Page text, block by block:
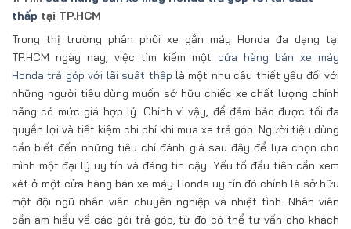
thấp tại TP.HCM
Trong thị trường phân phối xe gắn máy Honda đa dạng tại
TP.HCM ngày nay, việc tìm kiếm một cửa hàng bán xe máy
Honda trả góp với lãi suất thấp là một nhu cầu thiết yếu đối với
những người tiêu dùng muốn sở hữu chiếc xe chất lượng chính
hãng có mức giá hợp lý. Chính vì vậy, để đảm bảo được tối đa
quyền lợi và tiết kiệm chi phí khi mua xe trả góp. Người tiệu dùng
cần biết đến những tiêu chí đánh giá sau đây để lựa chọn cho
mình một đại lý uy tín và đáng tin cậy. Yếu tố đầu tiên cần xem
xét ở một cửa hàng bán xe máy Honda uy tín đó chính là sở hữu
một đội ngũ nhân viên chuyên nghiệp và nhiệt tình. Nhân viên
cần am hiểu về các gói trả góp, từ đó có thể tư vấn cho khách